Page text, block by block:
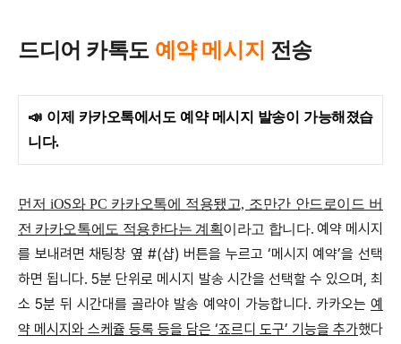
드디어 카톡도 예약 메시지 전송
📣 이제 카카오톡에서도 예약 메시지 발송이 가능해졌습
니다.
먼저 iOS와 PC 카카오톡에 적용됐고, 조만간 안드로이드 버
전 카카오톡에도 적용한다는 계획이라고 합니다. 예약 메시지
를 보내려면 채팅창 옆 #(샵) 버튼을 누르고 ‘메시지 예약’을 선택
하면 됩니다. 5분 단위로 메시지 발송 시간을 선택할 수 있으며, 최
소 5분 뒤 시간대를 골라야 발송 예약이 가능합니다. 카카오는 예
약 메시지와 스케쥴 등록 등을 담은 ‘죠르디 도구’ 기능을 추가했다